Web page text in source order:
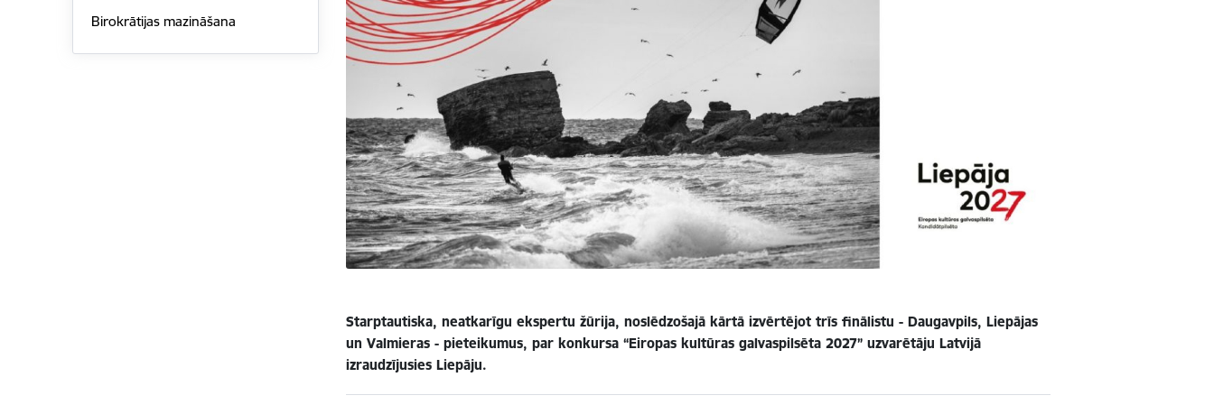
Birokrātijas mazināšana
Starptautiska, neatkarīgu ekspertu žūrija, noslēdzošajā kārtā izvērtējot trīs finālistu - Daugavpils, Liepājas
un Valmieras - pieteikumus, par konkursa “Eiropas kultūras galvaspilsēta 2027” uzvarētāju Latvijā
izraudzījusies Liepāju.